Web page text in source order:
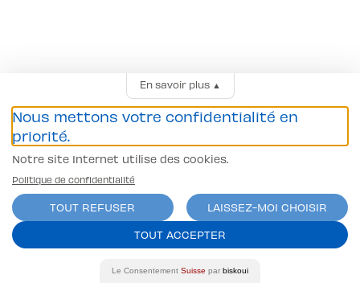
En savoir plus▲
Nous mettons votre confidentialité en
priorité.
Notre site Internet utilise des cookies.
Politique de confidentialité
TOUT REFUSER
LAISSEZ-MOI CHOISIR
TOUT ACCEPTER
Le Consentement Suisse par biskoui